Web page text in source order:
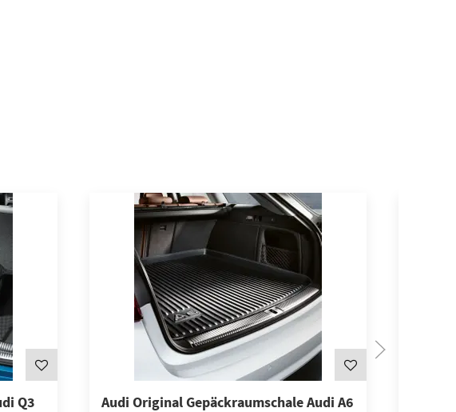
Q3
Audi Original Gepäckraumschale Audi A6